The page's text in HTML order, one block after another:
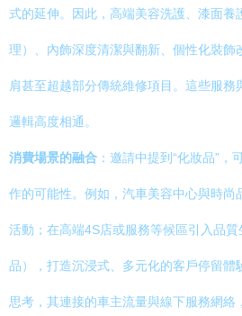
式的延伸。因此，高端美容洗護、漆面養
理）、內飾深度清潔與翻新、個性化裝飾
肩甚至超越部分傳統維修項目。這些服務
邏輯高度相通。
消費場景的融合 ：邀請中提到“化妝品”
作的可能性。例如，汽車美容中心與時尚
活動；在高端4S店或服務等候區引入品
品），打造沉浸式、多元化的客戶停留體
思考，其連接的車主流量與線下服務網絡